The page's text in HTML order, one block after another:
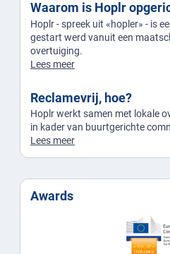
Waarom is Hoplr
Hoplr - spreek uit «hopler» - is
gestart werd vanuit een
overtuiging.
Lees meer
Reclamevrij, hoe?
Hoplr werkt samen met lokale
in kader van buurtgerichte
Lees meer
Awards